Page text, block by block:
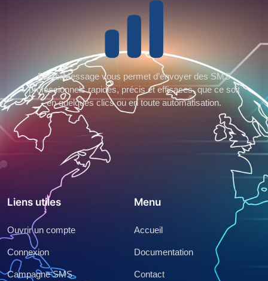
FasterMessage vous permet d’envoyer des SMS
professionnels rapides, précis et efficaces, que ce soit
en quelques clics ou en toute automatisation.
Liens utiles
Ouvrir un compte
Connexion
Campagne SMS
Menu
Accueil
Documentation
Contact